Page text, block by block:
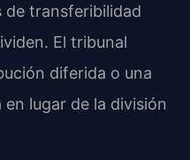
de transferibilidad
El tribunal
diferida o una
lugar de la división